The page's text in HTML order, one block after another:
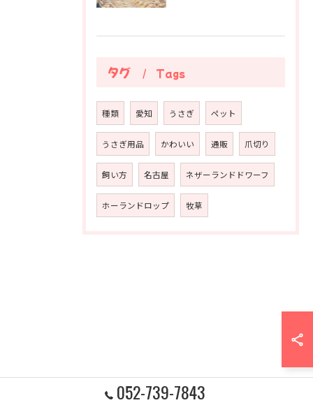
タグ Tags
種類 愛知 うさぎ ペット
うさぎ用品 かわいい 通販 爪切り
飼い方 名古屋 ネザーランドドワーフ
ホーランドロップ 牧草
052-739-7843